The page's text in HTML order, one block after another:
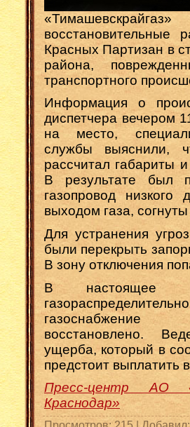
восстановительные
Красных Партизан в
района,
транспортного
Информация о
диспетчера вечером
на место,
службы выяснили,
рассчитал габариты
В результате был
газопровод
выходом газа,
Для устранения
были перекрыть
В зону отключения
В настоящее
газоснабжение
восстановлено.
ущерба, который в
предстоит выплатить
Пресс-центр AO
Краснодар»